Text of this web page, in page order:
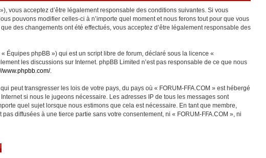
vous acceptez d’être légalement responsable des conditions suivantes. Si vous
pouvons modifier celles-ci à n’importe quel moment et nous ferons tout pour que vous
des changements ont été effectués, vous acceptez d’être légalement responsable des
Équipes phpBB ») qui est un script libre de forum, déclaré sous la licence «
les discussions sur Internet. phpBB Limited n’est pas responsable de ce que nous
www.phpbb.com/.
peut transgresser les lois de votre pays, du pays où « FORUM-FFA.COM » est hébergé
si nous le jugeons nécessaire. Les adresses IP de tous les messages sont
quel sujet lorsque nous estimons que cela est nécessaire. En tant que membre,
diffusées à une tierce partie sans votre consentement, ni « FORUM-FFA.COM », ni